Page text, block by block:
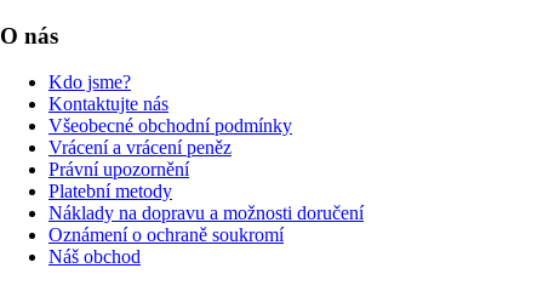
O nás
Kdo jsme?
Kontaktujte nás
Všeobecné obchodní podmínky
Vrácení a vrácení peněz
Právní upozornění
Platební metody
Náklady na dopravu a možnosti doručení
Oznámení o ochraně soukromí
Náš obchod